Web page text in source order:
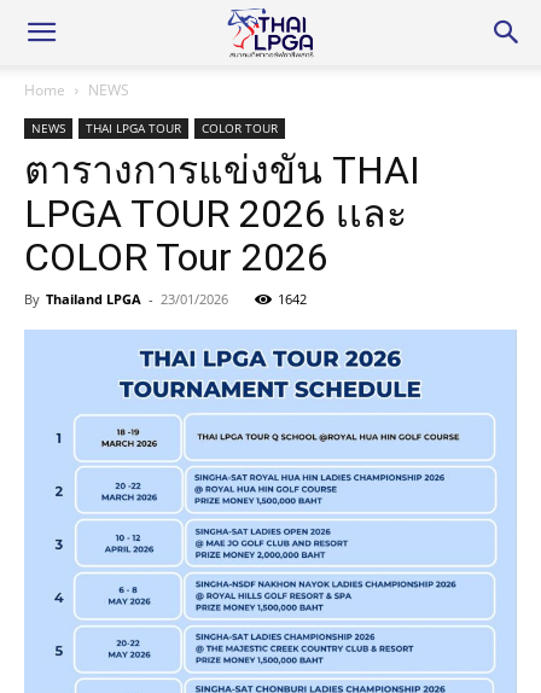
Home NEWS
NEWS THAI LPGA TOUR COLOR TOUR
ตารางการแข่งขัน THAI
LPGA TOUR 2026 เเละ
COLOR Tour 2026
By Thailand LPGA - 23/01/2026 1642